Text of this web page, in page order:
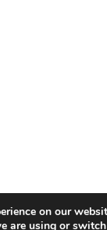
on our
are using or